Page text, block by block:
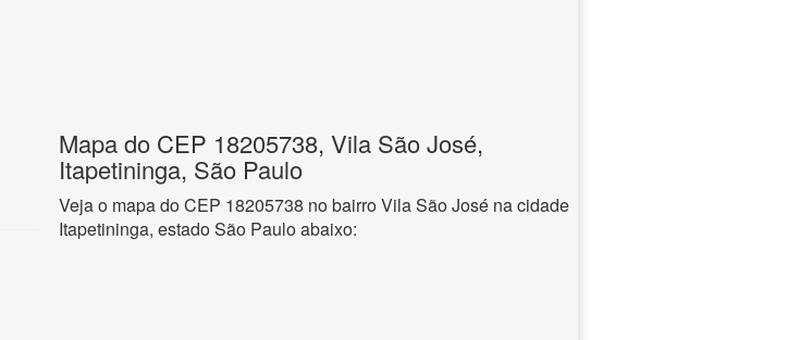
Mapa do CEP 18205738, Vila São José,
Itapetininga, São Paulo
Veja o mapa do CEP 18205738 no bairro Vila São José na cidade
Itapetininga, estado São Paulo abaixo: